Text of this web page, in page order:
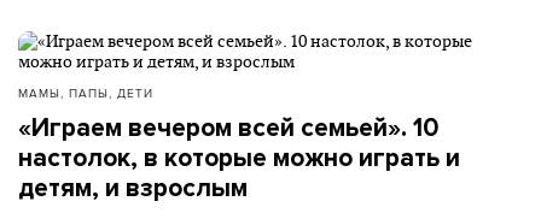
МАМЫ, ПАПЫ, ДЕТИ
«Играем вечером всей семьей». 10
настолок, в которые можно играть и
детям, и взрослым